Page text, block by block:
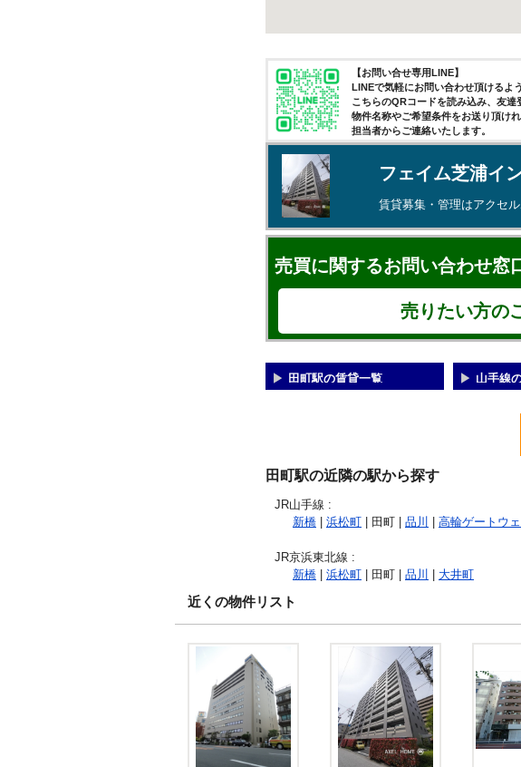
【お問い合せ専用LINE】
LINEで気軽にお問い合わせ頂けるよ
こちらのQRコードを読み込み、友達
物件名称やご希望条件をお送り頂け
担当者からご連絡いたします。
フェイム芝浦イ
賃貸募集・管理はアク
売買に関するお問い合わせ窓
売りたい方の
田町駅の賃貸一覧 山手線
田町駅の近隣の駅から探す
JR山手線 :
新橋
浜松町 | 田町 | 品川 高輪ゲートウ
JR京浜東北線 :
新橋
浜松町 | 田町 | 品川 大井町
近くの物件リスト